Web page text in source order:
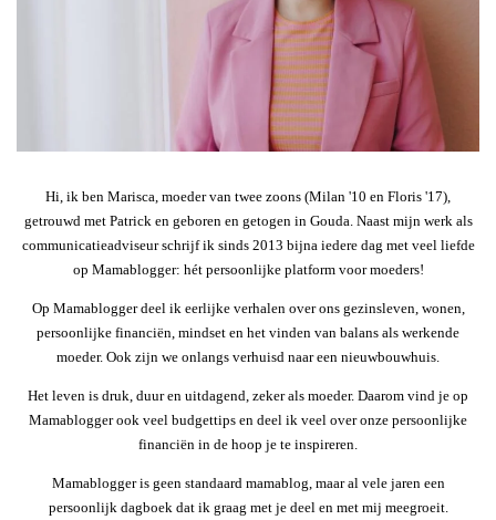
Hi, ik ben Marisca, moeder van twee zoons (Milan '10 en Floris '17),
getrouwd met Patrick en geboren en getogen in Gouda. Naast mijn werk als
communicatieadviseur schrijf ik sinds 2013 bijna iedere dag met veel liefde
op Mamablogger: hét persoonlijke platform voor moeders!
Op Mamablogger deel ik eerlijke verhalen over ons gezinsleven, wonen,
persoonlijke financiën, mindset en het vinden van balans als werkende
moeder. Ook zijn we onlangs verhuisd naar een nieuwbouwhuis.
Het leven is druk, duur en uitdagend, zeker als moeder. Daarom vind je op
Mamablogger ook veel budgettips en deel ik veel over onze persoonlijke
financiën in de hoop je te inspireren.
Mamablogger is geen standaard mamablog, maar al vele jaren een
persoonlijk dagboek dat ik graag met je deel en met mij meegroeit.